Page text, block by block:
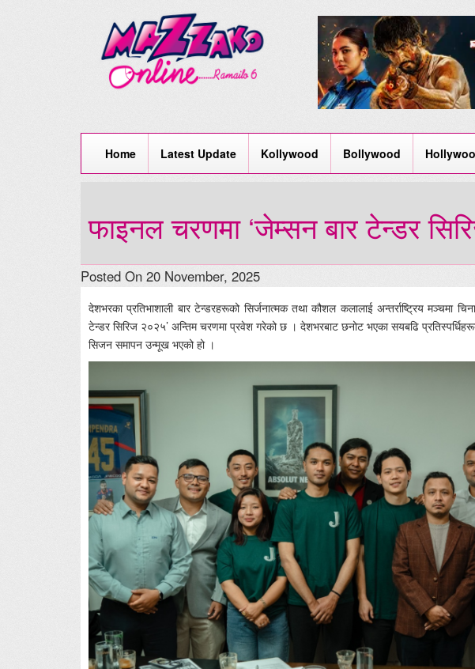
Home Latest Update Kollywood Bollywood
फाइनल चरणमा ‘जेम्सन बार टेन्डर
Posted On 20 November, 2025
देशभरका प्रतिभाशाली बार टेन्डरहरूको सिर्जनात्मक तथा कौशल कलालाई अन्तर्राष्ट्रिय मञ्चमा
टेन्डर सिरिज २०२५’ अन्तिम चरणमा प्रवेश गरेको छ । देशभरबाट छनोट भएका सयबढि
सिजन समापन उन्मूख भएको हो ।